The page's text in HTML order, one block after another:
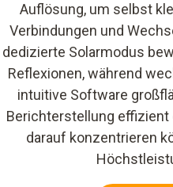
Auflösung, um selbst
Verbindungen und
dedizierte Solarmodus
Reflexionen, während
intuitive Software
Berichterstellung
darauf konzentrieren